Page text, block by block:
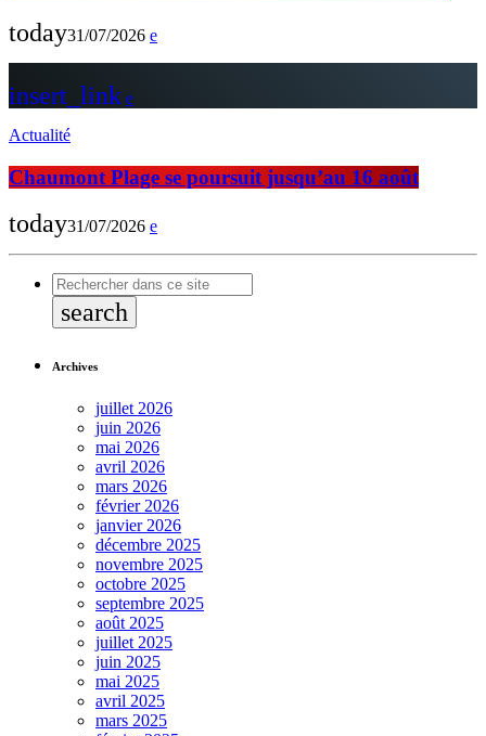
today31/07/2026
insert_link
Actualité
Chaumont Plage se poursuit jusqu’au 16 août
today31/07/2026
search
Archives
juillet 2026
juin 2026
mai 2026
avril 2026
mars 2026
février 2026
janvier 2026
décembre 2025
novembre 2025
octobre 2025
septembre 2025
août 2025
juillet 2025
juin 2025
mai 2025
avril 2025
mars 2025